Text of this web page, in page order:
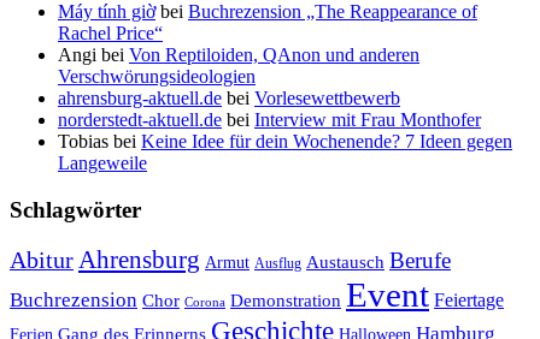
Máy tính giờbei Buchrezension „The Reappearance of
Rachel Price“
Angi bei Von Reptiloiden, QAnon und anderen
Verschwörungsideologien
ahrensburg-aktuell.de bei Vorlesewettbewerb
norderstedt-aktuell.de bei Interview mit Frau Monthofer
Tobias bei Keine Idee für dein Wochenende? 7 Ideen gegen
Langeweile
Schlagwörter
AbiturAhrensburg Armut Ausflug Austausch Berufe
Buchrezension Chor Corona Demonstration Event Feiertage
Ferien Gang des Erinnerns Geschichte Halloween Hamburg